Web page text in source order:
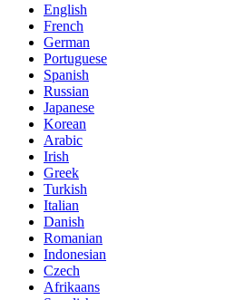
English
French
German
Portuguese
Spanish
Russian
Japanese
Korean
Arabic
Irish
Greek
Turkish
Italian
Danish
Romanian
Indonesian
Czech
Afrikaans